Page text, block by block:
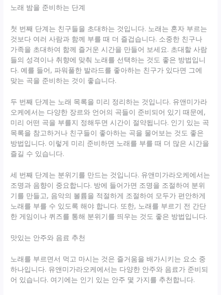
노래 밤을 준비하는 단계
첫 번째 단계는 친구들을 초대하는 것입니다. 노래는 혼자 부르는
것보다 여러 사람과 함께 부를 때 더 즐겁습니다. 소중한 친구나
가족을 초대하여 함께 즐거운 시간을 만들어 보세요. 초대할 사람
들의 성격이나 취향에 맞춰 노래를 선택하는 것도 좋은 방법입니
다. 예를 들어, 파워풀한 발라드를 좋아하는 친구가 있다면 그에
맞는 곡을 준비하는 것이 좋습니다.
두 번째 단계는 노래 목록을 미리 정리하는 것입니다. 유앤미가라
오케에서는 다양한 장르와 언어의 곡들이 준비되어 있기 때문에,
미리 어떤 곡을 부를지 정해두면 시간이 절약됩니다. 인기 있는 곡
목록을 참고하거나 친구들이 좋아하는 곡을 물어보는 것도 좋은
방법입니다. 이렇게 미리 준비하면 노래를 부를 때 더 많은 시간을
즐길 수 있습니다.
세 번째 단계는 분위기를 만드는 것입니다. 유앤미가라오케에서는
조명과 음향이 중요합니다. 방에 들어가면 조명을 조절하여 분위
기를 만들고, 음악의 볼륨을 적절하게 조절하여 모두가 편안하게
노래를 부를 수 있도록 해야 합니다. 또한, 노래를 부르기 전 간단
한 게임이나 퀴즈를 통해 분위기를 띄우는 것도 좋은 방법입니다.
맛있는 안주와 음료 추천
노래를 부르면서 먹고 마시는 것은 즐거움을 배가시키는 요소 중
하나입니다. 유앤미가라오케에서는 다양한 안주와 음료가 준비되
어 있습니다. 여기에는 인기 있는 안주 몇 가지를 추천합니다.